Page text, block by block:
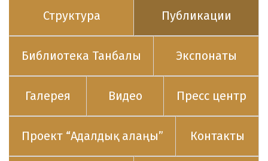
Структура Публикации
Библиотека Танбалы Экспонаты
Галерея Видео Пресс центр
Проект “Адалдық алаңы” Контакты